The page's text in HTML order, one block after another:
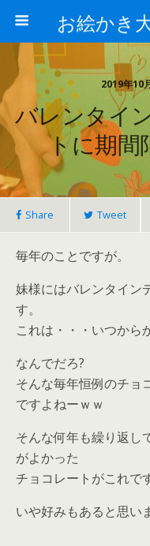
2019年10
バレンタイ
トに期間
Share Tweet
毎年のことですが。
妹様にはバレンタイン
す。
これは・・・いつから
なんでだろ?
そんな毎年恒例のチョ
ですよねーｗｗ
そんな何年も繰り返し
がよかった
チョコレートがこれで
いや好みもあると思い